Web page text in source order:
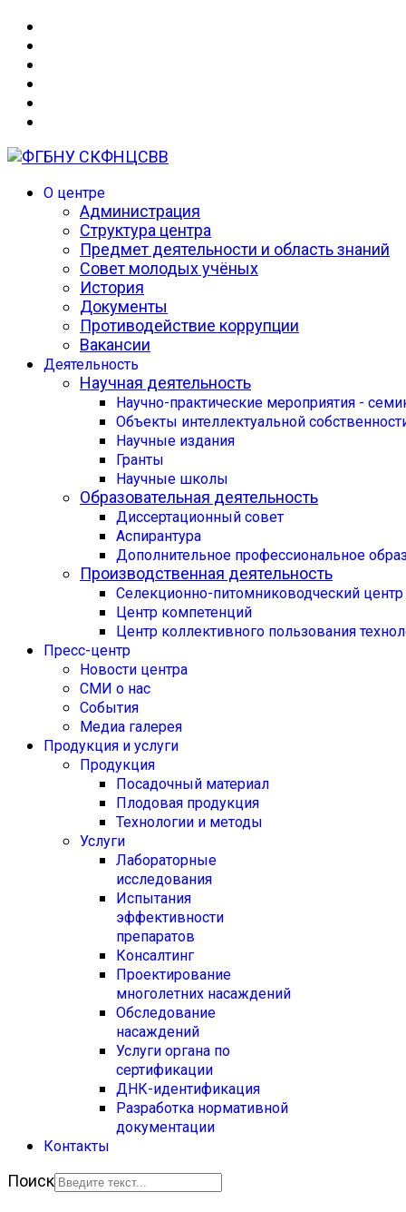
О центре
Администрация
Структура центра
Предмет деятельности и область знаний
Совет молодых учёных
История
Документы
Противодействие коррупции
Вакансии
Деятельность
Научная деятельность
Научно-практические мероприятия -
Объекты интеллектуальной
Научные издания
Гранты
Научные школы
Образовательная деятельность
Диссертационный совет
Аспирантура
Дополнительное профессиональное
Производственная деятельность
Селекционно-питомниководческий центр
Центр компетенций
Центр коллективного пользования
Пресс-центр
Новости центра
СМИ о нас
События
Медиа галерея
Продукция и услуги
Продукция
Посадочный материал
Плодовая продукция
Технологии и методы
Услуги
Лабораторные
исследования
Испытания
эффективности
препаратов
Консалтинг
Проектирование
многолетних насаждений
Обследование
насаждений
Услуги органа по
сертификации
ДНК-идентификация
Разработка нормативной
документации
Контакты
Поиск